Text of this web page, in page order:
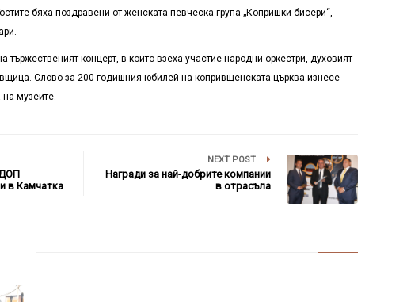
бяха поздравени от женската певческа група „Копришки бисери“,
концерт, в който взеха участие народни оркестри, духовият
Слово за 200-годишния юбилей на копривщенската църква изнесе
музеите.
в Камчатка
NEXT POST
Награди за най-добрите компании
в отрасъла